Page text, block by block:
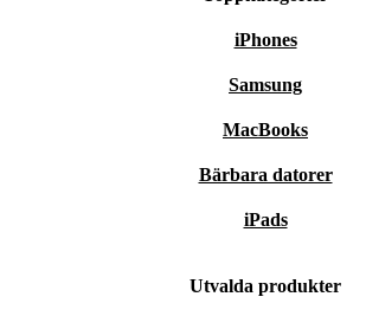
iPhones
Samsung
MacBooks
Bärbara datorer
iPads
Utvalda produkter